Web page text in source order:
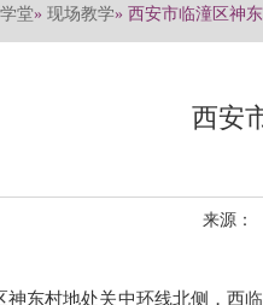
堂» 现场教学» 西安市临潼区神
西安
来源：
神东村地处关中环线北侧，西